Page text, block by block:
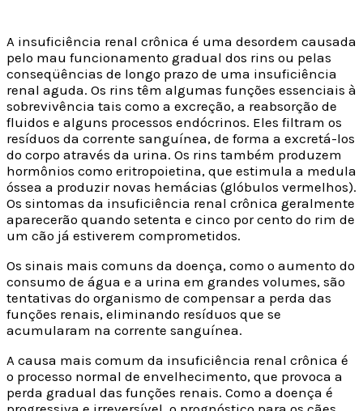
A insuficiência renal crônica é uma desordem causada
pelo mau funcionamento gradual dos rins ou pelas
conseqüências de longo prazo de uma insuficiência
renal aguda. Os rins têm algumas funções essenciais à
sobrevivência tais como a excreção, a reabsorção de
fluidos e alguns processos endócrinos. Eles filtram os
resíduos da corrente sanguínea, de forma a excretá-los
do corpo através da urina. Os rins também produzem
hormônios como eritropoietina, que estimula a medula
óssea a produzir novas hemácias (glóbulos vermelhos).
Os sintomas da insuficiência renal crônica geralmente
aparecerão quando setenta e cinco por cento do rim de
um cão já estiverem comprometidos.
Os sinais mais comuns da doença, como o aumento do
consumo de água e a urina em grandes volumes, são
tentativas do organismo de compensar a perda das
funções renais, eliminando resíduos que se
acumularam na corrente sanguínea.
A causa mais comum da insuficiência renal crônica é
o processo normal de envelhecimento, que provoca a
perda gradual das funções renais. Como a doença é